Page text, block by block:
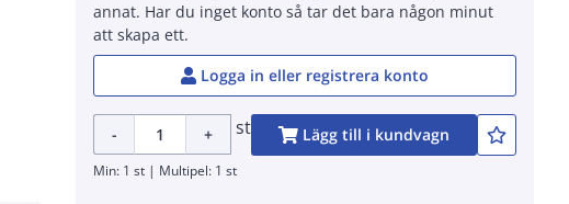
annat. Har du inget konto så tar det bara någon minut
att skapa ett.
Logga in eller registrera konto
- + st Lägg till i kundvagn
Min: 1 st | Multipel: 1 st